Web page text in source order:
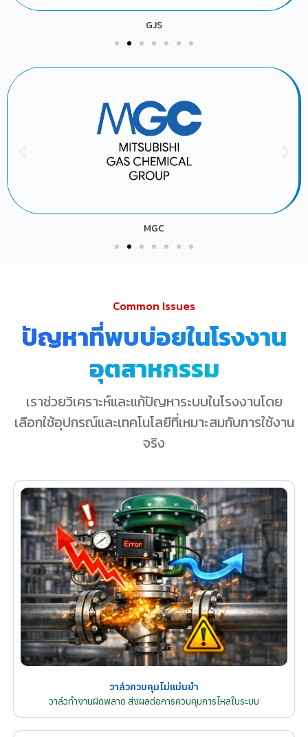
GJS
MGC
Common Issues
ปัญหาที่พบบ่อยในโรงงาน
อุตสาหกรรม
เราช่วยวิเคราะห์และแก้ปัญหาระบบในโรงงานโดย
เลือกใช้อุปกรณ์และเทคโนโลยีที่เหมาะสมกับการใช้งาน
จริง
วาล์วควบคุมไม่แม่นยำ
วาล์วทำงานผิดพลาด ส่งผลต่อการควบคุมการไหลในระบบ